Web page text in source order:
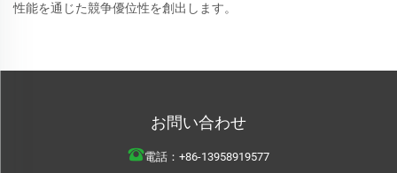
性能を通じた競争優位性を創出します。
お問い合わせ
電話： +86-13958919577